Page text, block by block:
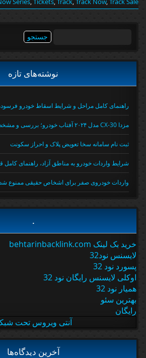
نوشته‌های تازه
راهنمای کامل مراحل و شرایط اسقاط خودرو فرسوده (14 مرداد 1405)
مزدا CX-30 مدل ۲۰۲۴ آفتاب خودرو؛ بررسی و مشخصات فنی
ثبت نام سامانه سخا تعویض پلاک و احراز سکونت
شرایط واردات خودرو به مناطق آزاد، راهنمای کامل
واردات خودروی صفر برای اشخاص حقیقی ممنوع شد
خرید بک لینک behtarinbacklink.com
لایسنس نود32
پسورد نود 32
اوکلی لایسنس رایگان نود 32
همیار نود 32
بهترین سئو
رایگان
آنتی ویروس تحت شبکه
آخرین دیدگاه‌ها